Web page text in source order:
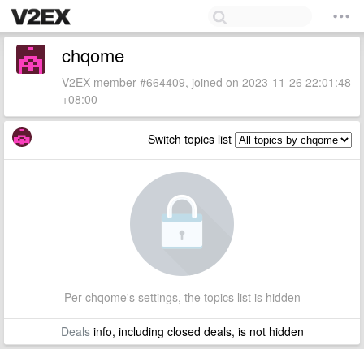
chqome
V2EX member #664409, joined on 2023-11-26 22:01:48
+08:00
Switch topics list
Per chqome's settings, the topics list is hidden
Dealsinfo, including closed deals, is not hidden